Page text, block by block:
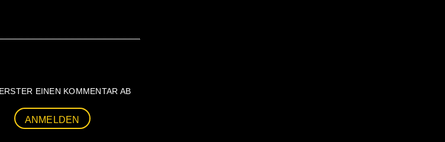
EINEN KOMMENTAR AB
ANMELDEN